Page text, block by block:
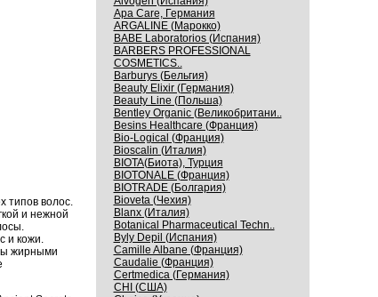
типов волос.
и нежной
и кожи.
жирными
Apa Care, Германия
ARGALINE (Марокко)
BABE Laboratorios (Испания)
BARBERS PROFESSIONAL
COSMETICS..
Barburys (Бельгия)
Beauty Elixir (Германия)
Beauty Line (Польша)
Bentley Organic (Великобритани..
Besins Healthcare (Франция)
Bio-Logical (Франция)
Bioscalin (Италия)
BIOTA(Биота), Турция
BIOTONALE (Франция)
BIOTRADE (Болгария)
Bioveta (Чехия)
Blanx (Италия)
Botanical Pharmaceutical Techn..
Byly Depil (Испания)
Camille Albane (Франция)
Caudalie (Франция)
Certmedica (Германия)
CHI (США)